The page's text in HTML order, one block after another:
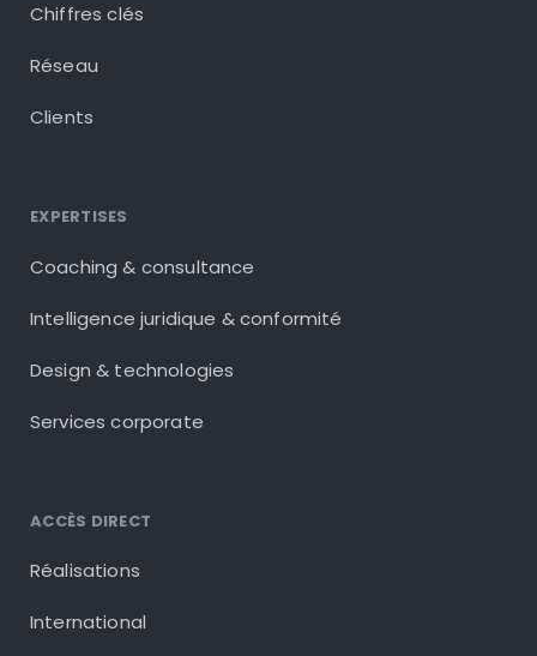
Chiffres clés
Réseau
Clients
EXPERTISES
Coaching & consultance
Intelligence juridique & conformité
Design & technologies
Services corporate
ACCÈS DIRECT
Réalisations
International